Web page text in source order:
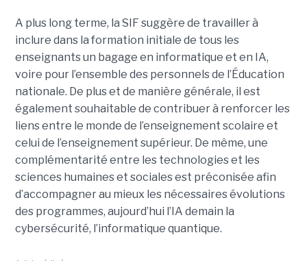
A plus long terme, la SIF suggère de travailler à
inclure dans la formation initiale de tous les
enseignants un bagage en informatique et en IA,
voire pour l’ensemble des personnels de l’Éducation
nationale. De plus et de manière générale, il est
également souhaitable de contribuer à renforcer les
liens entre le monde de l’enseignement scolaire et
celui de l’enseignement supérieur. De même, une
complémentarité entre les technologies et les
sciences humaines et sociales est préconisée afin
d’accompagner au mieux les nécessaires évolutions
des programmes, aujourd’hui l’IA demain la
cybersécurité, l’informatique quantique.